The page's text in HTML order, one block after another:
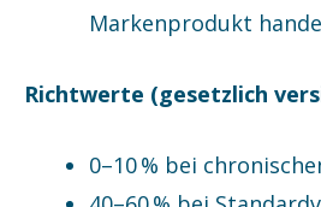
Markenprodukt
Richtwerte (gesetzlich
0–10 % bei